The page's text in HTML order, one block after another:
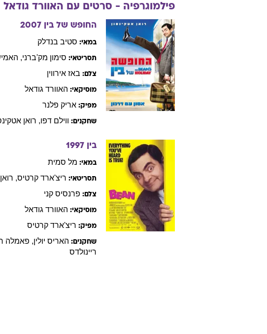
פילמוגרפיה - סרטים עם האוורד גודאל
החופש של בין 2007
במאי: סטיב בנדלק
תסריטאי: סימון מק'ברני,
צלם: באז אירווין
מוסיקאי: האוורד גודאל
מפיק: אריק פלנר
שחקנים: ווילם דפו, רואן
בין 1997
במאי: מל סמית
תסריטאי: ריצ'ארד קרטיס, רואן
צלם: פרנסיס קני
מוסיקאי: האוורד גודאל
מפיק: ריצ'ארד קרטיס
שחקנים: האריס יולין, פאמלה
ריינולדס